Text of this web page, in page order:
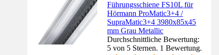
Führungsschiene FS10L für
Hörmann ProMatic3+4 /
SupraMatic3+4 3980x85x45
mm Grau Metallic
Durchschnittliche Bewertung:
5 von 5 Sternen. 1 Bewertung.